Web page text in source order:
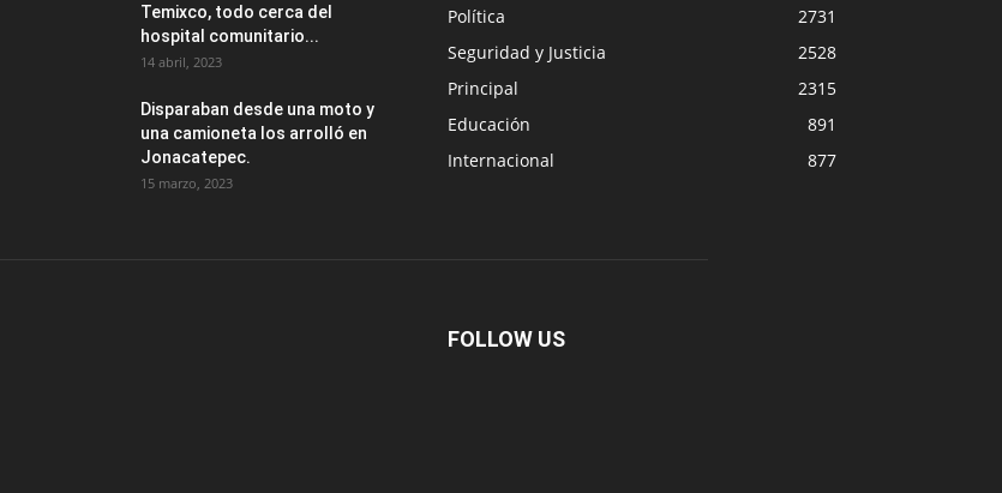
Temixco, todo cerca del
hospital comunitario...
14 abril, 2023
Disparaban desde una moto y
una camioneta los arrolló en
Jonacatepec.
15 marzo, 2023
Política
2731
Seguridad y Justicia
2528
Principal
2315
Educación
891
Internacional
877
FOLLOW US